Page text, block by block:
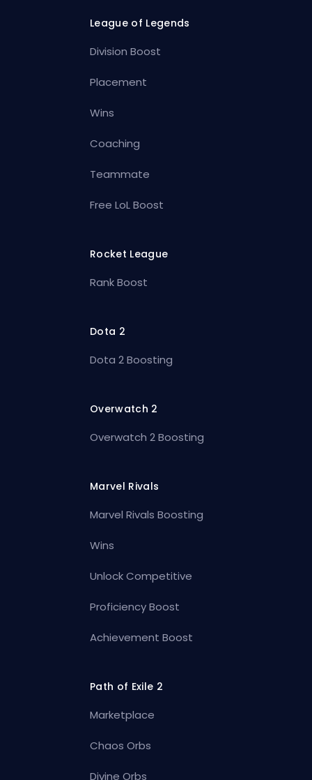
League of Legends
Division Boost
Placement
Wins
Coaching
Teammate
Free LoL Boost
Rocket League
Rank Boost
Dota 2
Dota 2 Boosting
Overwatch 2
Overwatch 2 Boosting
Marvel Rivals
Marvel Rivals Boosting
Wins
Unlock Competitive
Proficiency Boost
Achievement Boost
Path of Exile 2
Marketplace
Chaos Orbs
Divine Orbs